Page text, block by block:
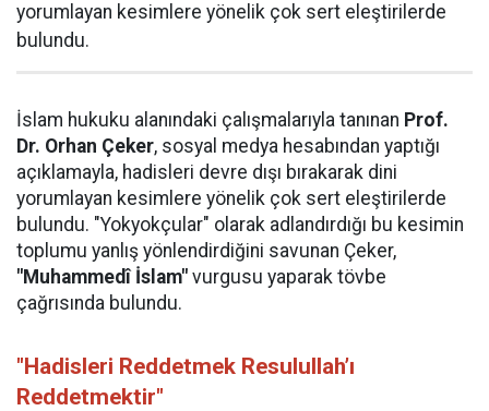
yorumlayan kesimlere yönelik çok sert eleştirilerde
bulundu.
İslam hukuku alanındaki çalışmalarıyla tanınan Prof.
Dr. Orhan Çeker, sosyal medya hesabından yaptığı
açıklamayla, hadisleri devre dışı bırakarak dini
yorumlayan kesimlere yönelik çok sert eleştirilerde
bulundu. "Yokyokçular" olarak adlandırdığı bu kesimin
toplumu yanlış yönlendirdiğini savunan Çeker,
"Muhammedî İslam" vurgusu yaparak tövbe
çağrısında bulundu.
"Hadisleri Reddetmek Resulullah’ı
Reddetmektir"